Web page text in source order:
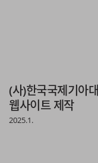
(사)한국국제기아
웹사이트 제작
2025.1.